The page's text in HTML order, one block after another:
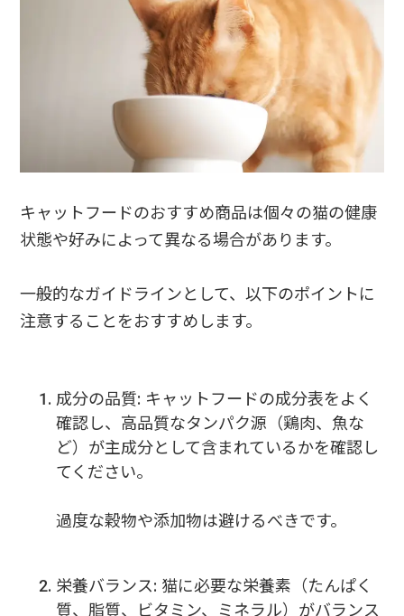
キャットフードのおすすめ商品は個々の猫の健康
状態や好みによって異なる場合があります。
一般的なガイドラインとして、以下のポイントに
注意することをおすすめします。
成分の品質: キャットフードの成分表をよく
確認し、高品質なタンパク源（鶏肉、魚な
ど）が主成分として含まれているかを確認し
てください。
過度な穀物や添加物は避けるべきです。
栄養バランス: 猫に必要な栄養素（たんぱく
質、脂質、ビタミン、ミネラル）がバランス